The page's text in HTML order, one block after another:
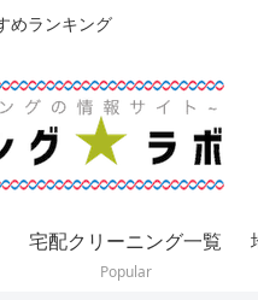
めランキング
宅配クリーニング一覧
Popular